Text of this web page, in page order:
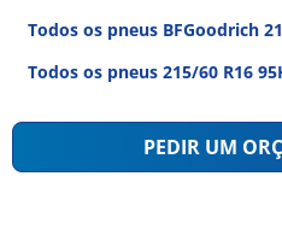
Todos os pneus BFGoodrich
Todos os pneus‎ 215/60 R16
PEDIR UM